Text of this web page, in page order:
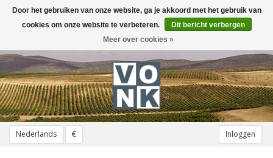
Nederlands € Inloggen
Toggle
navigation
Door het gebruiken van onze website, ga je akkoord met het gebruik van
cookies om onze website te verbeteren.
Dit bericht verbergen
Meer over cookies »